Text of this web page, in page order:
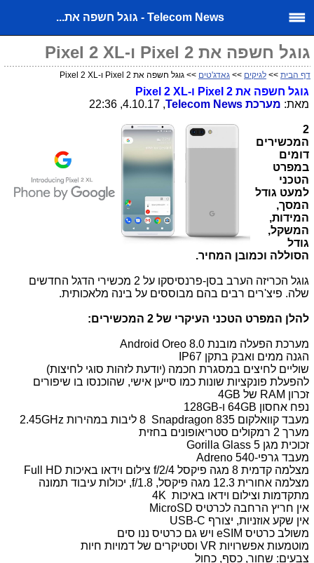
Telecom News - גוגל חשפה את...
גוגל חשפה את Pixel 2 ו-Pixel 2 XL
דף הבית >> לגיקים >> גאדג'טים >> גוגל חשפה את Pixel 2 ו-Pixel 2 XL
גוגל חשפה את Pixel 2 ו-Pixel 2 XL
מאת: מערכת Telecom News
, 4.10.17, 22:36
2
המכשירים
דומים
במפרט
הטכני
למעט גודל
המסך,
המידות,
המשקל,
גודל
הסוללה וכמובן המחיר.
גוגל הכריזה הערב בסן-פרנסיסקו על 2 מכשירי הדגל החדשים
שלה. פיצ'רים רבים בהם מבוססים על בינה מלאכותית.
להלן המפרט הטכני העיקרי של 2 המכשירים:
מערכת הפעלה מובנת Android Oreo 8.0
הגנה ממים ואבק בתקן IP67
שוליים לחיצים במסגרת חכמה (יודעת לזהות סוגי לחיצות)
להפעלת פונקציות שונות כמו סייען אישי, שהוכנסו בו שיפורים
זכרון RAM של 4GB
נפח אחסון 64GB ו-128GB
מעבד קוואלקום Snapdragon 835
2.45GHz
מערך 2 רמקולים סטריאופונים בחזית
זכוכית מגן Gorilla Glass 5
Adreno 540-מעבד גרפי
מצלמה קדמית 8 מגה פיקסל
f/2/4 צילום וידאו באיכות Full HD
מצלמה אחורית 12.3 מגה פיקסל,
f/1.8, יכולות עיבוד תמונה
מתקדמות וצילום וידאו באיכות 4K
אין חריץ הרחבה לכרטיס MicroSD
אין שקע אוזניות, יצורף USB-C
משולב כרטיס eSIM ויש גם כרטיס ננו סים
מוטמעות אפשרויות VR וסטיקרים של דמויות חיות
צבעים: שחור, כסף, כחול